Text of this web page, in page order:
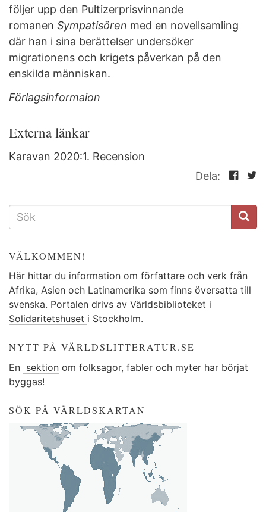
följer upp den Pultizerprisvinnande
romanen Sympatisören med en novellsamling
där han i sina berättelser undersöker
migrationens och krigets påverkan på den
enskilda människan.
Förlagsinformaion
Externa länkar
Karavan 2020:1. Recension
Dela:
SÖKFORMULÄR
VÄLKOMMEN!
Här hittar du information om författare och verk från
Afrika, Asien och Latinamerika som finns översatta till
svenska. Portalen drivs av Världsbiblioteket i
Solidaritetshuset i Stockholm.
NYTT PÅ VÄRLDSLITTERATUR.SE
En sektion om folksagor, fabler och myter har börjat
byggas!
SÖK PÅ VÄRLDSKARTAN